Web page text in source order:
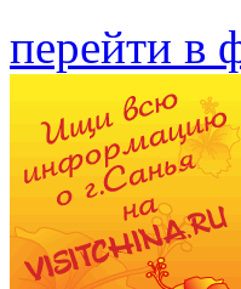
перейти в